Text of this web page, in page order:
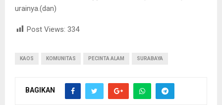
urainya.(dan)
Post Views: 334
KAOS KOMUNITAS PECINTA ALAM SURABAYA
BAGIKAN